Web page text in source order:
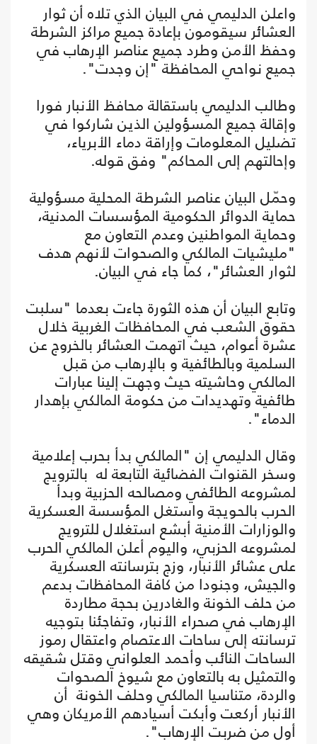
واعلن الدليمي في البيان الذي تلاه أن ثوار
العشائر سيقومون بإعادة جميع مراكز الشرطة
وحفظ الأمن وطرد جميع عناصر الإرهاب في
جميع نواحي المحافظة "إن وجدت".
وطالب الدليمي باستقالة محافظ الأنبار فورا
وإقالة جميع المسؤولين الذين شاركوا في
تضليل المعلومات وإراقة دماء الأبرياء،
وإحالتهم إلى المحاكم" وفق قوله.
وحمّل البيان عناصر الشرطة المحلية مسؤولية
حماية الدوائر الحكومية المؤسسات المدنية،
وحماية المواطنين وعدم التعاون مع
"مليشيات المالكي والصحوات لأنهم هدف
لثوار العشائر"، كما جاء في البيان.
وتابع البيان أن هذه الثورة جاءت بعدما "سلبت
حقوق الشعب في المحافظات الغربية خلال
عشرة أعوام، حيث اتهمت العشائر بالخروج عن
السلمية وبالطائفية و بالإرهاب من قبل
المالكي وحاشيته حيث وجهت إلينا عبارات
طائفية وتهديدات من حكومة المالكي بإهدار
الدماء".
وقال الدليمي إن "المالكي بدأ بحرب إعلامية
وسخر القنوات الفضائية التابعة له بالترويج
لمشروعه الطائفي ومصالحه الحزبية وبدأ
الحرب بالحويجة واستغل المؤسسة العسكرية
والوزارات الأمنية أبشع استغلال للترويج
لمشروعه الحزبي، واليوم أعلن المالكي الحرب
على عشائر الأنبار، وزج بترسانته العسكرية
والجيش، وجنودا من كافة المحافظات بدعم
من حلف الخونة والغادرين بحجة مطاردة
الإرهاب في صحراء الأنبار، وتفاجئنا بتوجيه
ترسانته إلى ساحات الاعتصام واعتقال رموز
الساحات النائب وأحمد العلواني وقتل شقيقه
والتمثيل به بالتعاون مع شيوخ الصحوات
والردة، متناسيا المالكي وحلف الخونة أن
الأنبار أركعت وأبكت أسيادهم الأمريكان وهي
أول من ضربت الإرهاب".